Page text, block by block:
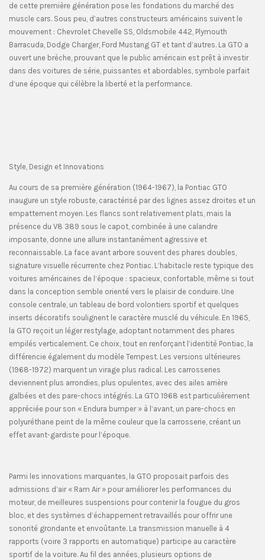
de cette première génération pose les fondations du marché des
muscle cars. Sous peu, d’autres constructeurs américains suivent le
mouvement : Chevrolet Chevelle SS, Oldsmobile 442, Plymouth
Barracuda, Dodge Charger, Ford Mustang GT et tant d’autres. La GTO a
ouvert une brèche, prouvant que le public américain est prêt à investir
dans des voitures de série, puissantes et abordables, symbole parfait
d’une époque qui célèbre la liberté et la performance.
Style, Design et Innovations
Au cours de sa première génération (1964-1967), la Pontiac GTO
inaugure un style robuste, caractérisé par des lignes assez droites et un
empattement moyen. Les flancs sont relativement plats, mais la
présence du V8 389 sous le capot, combinée à une calandre
imposante, donne une allure instantanément agressive et
reconnaissable. La face avant arbore souvent des phares doubles,
signature visuelle récurrente chez Pontiac. L’habitacle reste typique des
voitures américaines de l’époque : spacieux, confortable, même si tout
dans la conception semble orienté vers le plaisir de conduire. Une
console centrale, un tableau de bord volontiers sportif et quelques
inserts décoratifs soulignent le caractère musclé du véhicule. En 1965,
la GTO reçoit un léger restylage, adoptant notamment des phares
empilés verticalement. Ce choix, tout en renforçant l’identité Pontiac, la
différencie également du modèle Tempest. Les versions ultérieures
(1968-1972) marquent un virage plus radical. Les carrosseries
deviennent plus arrondies, plus opulentes, avec des ailes arrière
galbées et des pare-chocs intégrés. La GTO 1968 est particulièrement
appréciée pour son « Endura bumper » à l’avant, un pare-chocs en
polyuréthane peint de la même couleur que la carrosserie, créant un
effet avant-gardiste pour l’époque.
Parmi les innovations marquantes, la GTO proposait parfois des
admissions d’air « Ram Air » pour améliorer les performances du
moteur, de meilleures suspensions pour contenir la fougue du gros
bloc, et des systèmes d’échappement retravaillés pour offrir une
sonorité grondante et envoûtante. La transmission manuelle à 4
rapports (voire 3 rapports en automatique) participe au caractère
sportif de la voiture. Au fil des années, plusieurs options de